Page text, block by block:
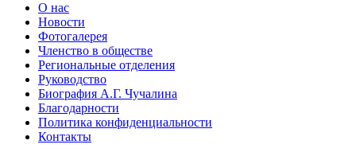
О нас
Новости
Фотогалерея
Членство в обществе
Региональные отделения
Руководство
Биография А.Г. Чучалина
Благодарности
Политика конфиденциальности
Контакты